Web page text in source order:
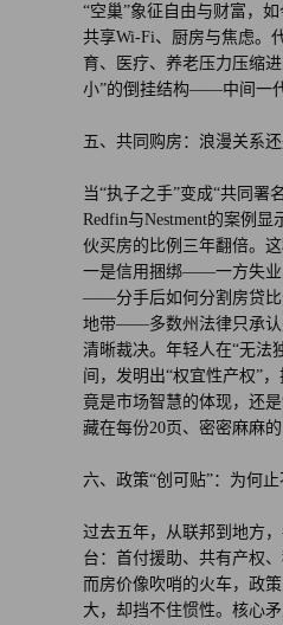
“空巢”象征自由与财富，
共享Wi-Fi、厨房与焦虑。
育、医疗、养老压力压缩
小”的倒挂结构——中间一
五、共同购房：浪漫关系还
当“执子之手”变成“共同署
Redfin与Nestment的案例
伙买房的比例三年翻倍。这
一是信用捆绑——一方失业
——分手后如何分割房贷比
地带——多数州法律只承认
清晰裁决。年轻人在“无法
间，发明出“权宜性产权”
竟是市场智慧的体现，还
藏在每份20页、密密麻麻
六、政策“创可贴”：为何止
过去五年，从联邦到地方
台：首付援助、共有产权
而房价像吹哨的火车，政
大，却挡不住惯性。核心